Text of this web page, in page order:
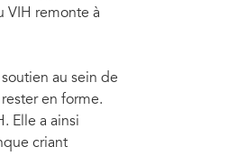
VIH remonte à
au sein de
en forme.
Elle a ainsi
criant